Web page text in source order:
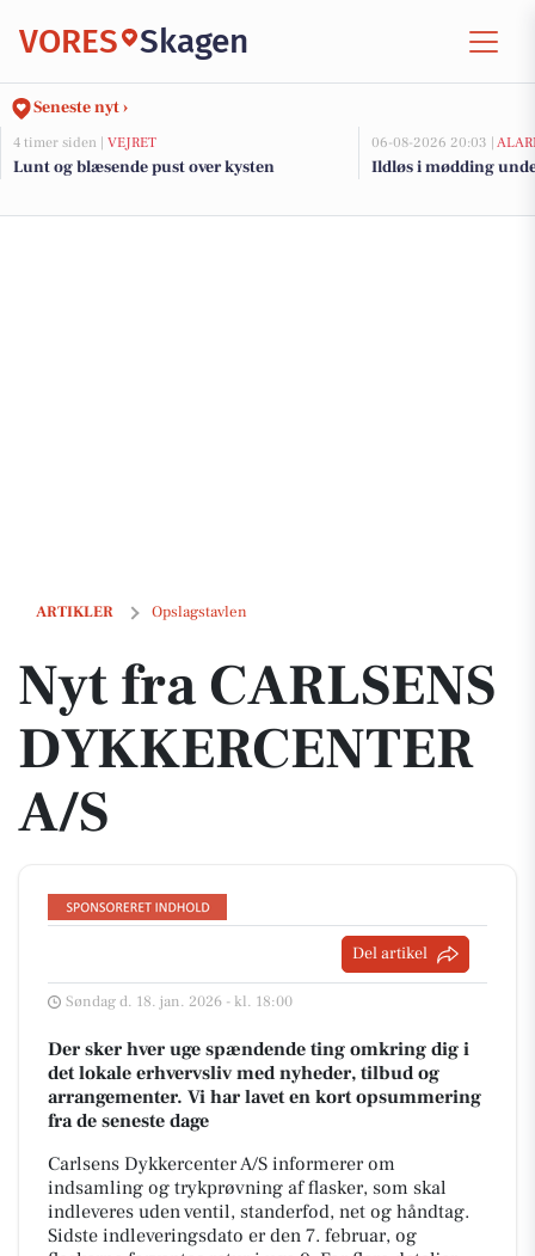
VORES Skagen
Seneste nyt ›
4 timer siden | VEJRET
Lunt og blæsende pust over kysten
06-08-2026 20:03 |
Ildløs i mødding
ARTIKLER Opslagstavlen
Nyt fra CARLSENS DYKKERCENTER A/S
Nyt fra CARLSENS
DYKKERCENTER
A/S
Del artikel
Søndag d. 18. jan. 2026 - kl. 18:00
Der sker hver uge spændende ting omkring dig i
det lokale erhvervsliv med nyheder, tilbud og
arrangementer. Vi har lavet en kort opsummering
fra de seneste dage
Carlsens Dykkercenter A/S informerer om
indsamling og trykprøvning af flasker, som skal
indleveres uden ventil, standerfod, net og håndtag.
Sidste indleveringsdato er den 7. februar, og